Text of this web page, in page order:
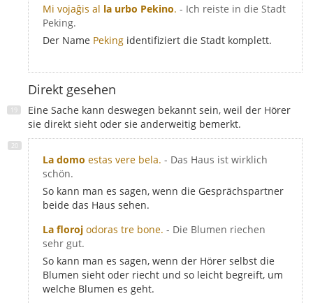
Mi vojaĝis al la urbo Pekino. - Ich reiste in die Stadt
Peking.
Der Name Peking identifiziert die Stadt komplett.
Direkt gesehen
Eine Sache kann deswegen bekannt sein, weil der Hörer
sie direkt sieht oder sie anderweitig bemerkt.
La domo estas vere bela. - Das Haus ist wirklich
schön.
So kann man es sagen, wenn die Gesprächspartner
beide das Haus sehen.
La floroj odoras tre bone. - Die Blumen riechen
sehr gut.
So kann man es sagen, wenn der Hörer selbst die
Blumen sieht oder riecht und so leicht begreift, um
welche Blumen es geht.